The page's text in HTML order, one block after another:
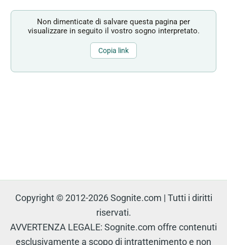
Non dimenticate di salvare questa pagina per
visualizzare in seguito il vostro sogno interpretato.
Copia link
Copyright © 2012-2026 Sognite.com | Tutti i diritti
riservati.
AVVERTENZA LEGALE: Sognite.com offre contenuti
esclusivamente a scopo di intrattenimento e non